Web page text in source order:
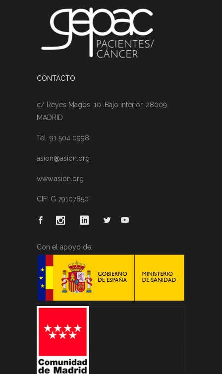
CONTACTO
c/ Reyes Magos, 10. Bajo interior. 28009.
MADRID
Tel. 91 504 0998
asion@asion.org
www.asion.org
CIF: G 79107850
Con el apoyo de: